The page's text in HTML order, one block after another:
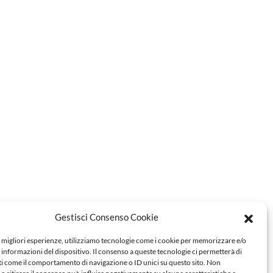
Gestisci Consenso Cookie
esperienze, utilizziamo tecnologie come i cookie per memorizzare e/o
informazioni del dispositivo. Il consenso a queste tecnologie ci permetterà di
come il comportamento di navigazione o ID unici su questo sito. Non